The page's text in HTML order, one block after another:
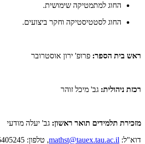
החוג למתמטיקה שימושית.
החוג לסטטיסטיקה וחקר ביצועים.
ראש בית הספר: פרופ' ירון אוסטרובר
רכזת ניהולית: גב' מיכל זוהר
מזכירת תלמידים תואר ראשון: גב' יעלה מודעי
דוא"ל: mathst@tauex.tau.ac.il, טלפון: 03-6405245